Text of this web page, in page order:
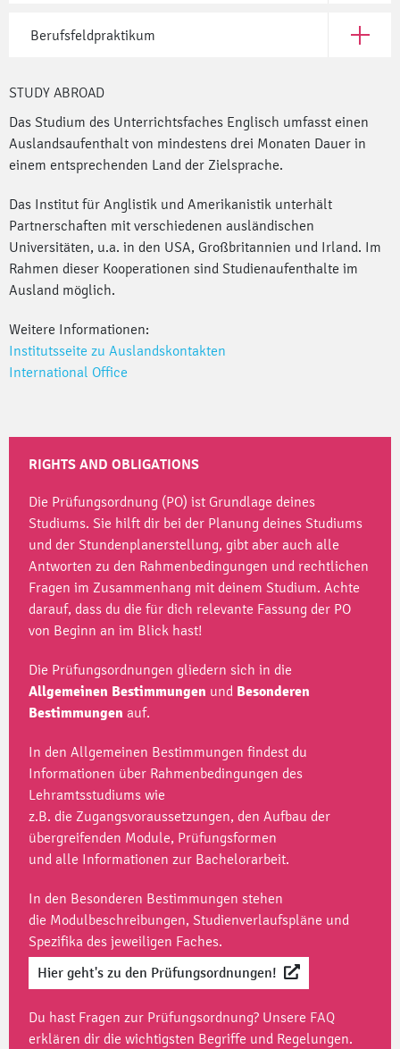
Berufsfeldpraktikum Open
STUDY ABROAD
Das Studium des Unterrichtsfaches Englisch umfasst einen
Auslandsaufenthalt von mindestens drei Monaten Dauer in
einem entsprechenden Land der Zielsprache.
Das Institut für Anglistik und Amerikanistik unterhält
Partnerschaften mit verschiedenen ausländischen
Universitäten, u.a. in den USA, Großbritannien und Irland. Im
Rahmen dieser Kooperationen sind Studienaufenthalte im
Ausland möglich.
Weitere Informationen:
Institutsseite zu Auslandskontakten
International Office
RIGHTS AND OBLIGATIONS
Die Prüfungsordnung (PO) ist Grundlage deines
Studiums. Sie hilft dir bei der Planung deines Studiums
und der Stundenplanerstellung, gibt aber auch alle
Antworten zu den Rahmenbedingungen und rechtlichen
Fragen im Zusammenhang mit deinem Studium. Achte
darauf, dass du die für dich relevante Fassung der PO
von Beginn an im Blick hast!
Die Prüfungsordnungen gliedern sich in die
Allgemeinen Bestimmungen und Besonderen
Bestimmungen auf.
In den Allgemeinen Bestimmungen findest du
Informationen über Rahmenbedingungen des
Lehramtsstudiums wie
z.B. die Zugangsvoraussetzungen, den Aufbau der
übergreifenden Module, Prüfungsformen
und alle Informationen zur Bachelorarbeit.
In den Besonderen Bestimmungen stehen
die Modulbeschreibungen, Studienverlaufspläne und
Spezifika des jeweiligen Faches.
Hier geht's zu den Prüfungsordnungen!
Du hast Fragen zur Prüfungsordnung? Unsere FAQ
erklären dir die wichtigsten Begriffe und Regelungen.